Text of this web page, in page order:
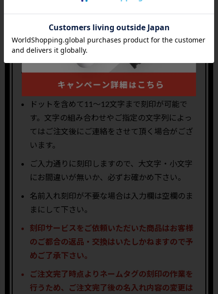
記号 .
刻印する文字は、アルファベットでご指定くだ
ドットを含めて11〜12文字まで刻印が可能で
す。文字の組み合わせやご指定の文字列によっ
てはご注文後にご連絡をさせて頂く場合がござ
います。
ご入力通りに刻印しますので、大文字・小文字
にお間違いが無いか、必ずお確かめ下さい。
名前入れ刻印が不要な場合は入力欄は空欄のま
まにして下さい。
刻印サービスをご依頼いただいた商品はお客様
のご都合の返品・交換はいたしかねますので予
めご了承下さい。
ご注文完了時点よりネームタグの刻印の作業を
行うため、ご注文完了後の名入れ内容の変更は